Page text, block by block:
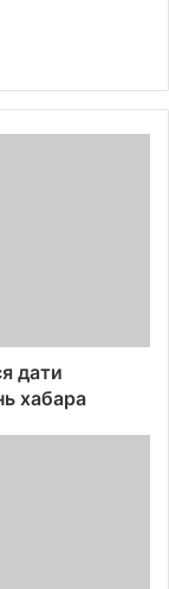
дати
хабара